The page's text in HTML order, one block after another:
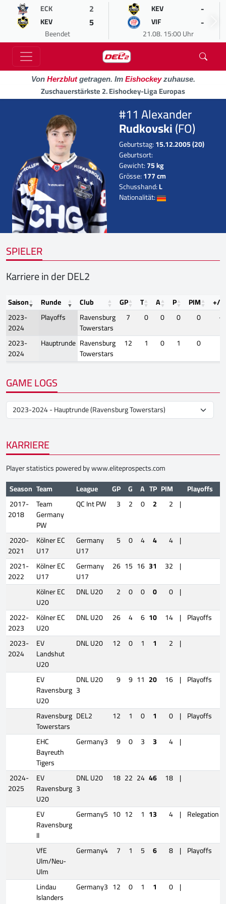
ECK 2
KEV 5
Beendet
KEV -
VIF -
21.08. 15:00 Uhr
Von Herzblutgetragen. Im Eishockeyzuhause.
Zuschauerstärkste 2. Eishockey-Liga Europas
#11 Alexander
Rudkovski(FO)
Geburtstag:15.12.2005 (20)
Geburtsort:
Gewicht:75 kg
Grösse:177 cm
Schusshand:L
Nationalität:
SPIELER
Karriere in der DEL2
Saison Runde Club GP T A P PIM
+/-
2023-
2024
Playoffs
Ravensburg
Towerstars
7 0 0 0 0
-1
2023-
2024
Hauptrunde Ravensburg
Towerstars
12 1 0 1 0
GAME LOGS
KARRIERE
Player statistics powered bywww.eliteprospects.com
Season Team League GP G A TP PIM Playoffs
2017-
2018
Team
Germany
PW
QC Int PW 3 2 0 2 2 |
2020-
2021
Kölner EC
U17
Germany
U17
5 0 4 4 4 |
2021-
2022
Kölner EC
U17
Germany
U17
26 15 16 31 32 |
Kölner EC
U20
DNL U20 2 0 0 0 0 |
2022-
2023
Kölner EC
U20
DNL U20 26 4 6 10 14 | Playoffs
2023-
2024
EV
Landshut
U20
DNL U20 12 0 1 1 2 |
EV
Ravensburg
U20
DNL U20
3
9 9 11 20 16 | Playoffs
Ravensburg
Towerstars
DEL2 12 1 0 1 0 | Playoffs
EHC
Bayreuth
Tigers
Germany3 9 0 3 3 4 |
2024-
2025
EV
Ravensburg
U20
DNL U20
3
18 22 24 46 18 |
EV
Ravensburg
II
Germany5 10 12 1 13 4 | Relegation
VfE
Ulm/Neu-
Ulm
Germany4 7 1 5 6 8 | Playoffs
Lindau
Islanders
Germany3 12 0 1 1 0 |